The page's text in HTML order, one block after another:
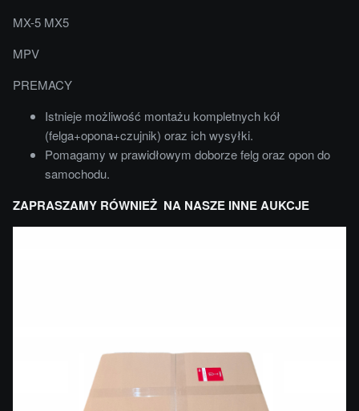
MX-5 MX5
MPV
PREMACY
Istnieje możliwość montażu kompletnych kół
(felga+opona+czujnik) oraz ich wysyłki.
Pomagamy w prawidłowym doborze felg oraz opon do
samochodu.
ZAPRASZAMY RÓWNIEŻ NA NASZE INNE AUKCJE